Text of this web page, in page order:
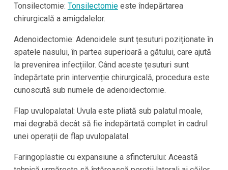
Tonsilectomie: Tonsilectomieeste îndepărtarea
chirurgicală a amigdalelor.
Adenoidectomie: Adenoidele sunt țesuturi poziționate în
spatele nasului, în partea superioară a gâtului, care ajută
la prevenirea infecțiilor. Când aceste țesuturi sunt
îndepărtate prin intervenție chirurgicală, procedura este
cunoscută sub numele de adenoidectomie.
Flap uvulopalatal: Uvula este pliată sub palatul moale,
mai degrabă decât să fie îndepărtată complet în cadrul
unei operații de flap uvulopalatal.
Faringoplastie cu expansiune a sfincterului: Această